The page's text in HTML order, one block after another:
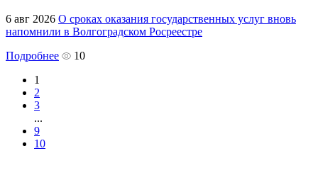
6 авг 2026 О сроках оказания государственных услуг вновь
напомнили в Волгоградском Росреестре
Подробнее
10
1
2
3
...
9
10